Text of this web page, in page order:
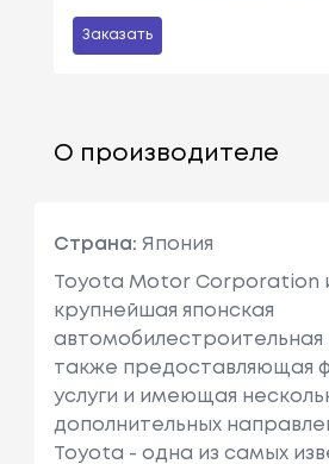
Заказать
О производителе
Страна: Япония
Toyota Motor Corporation
крупнейшая японская
автомобилестроительная
также предоставляющая
услуги и имеющая
дополнительных
Toyota - одна из самых